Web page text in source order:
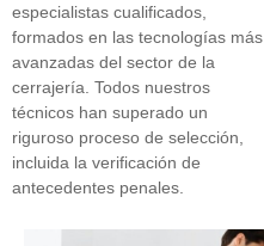
especialistas cualificados,
formados en las tecnologías más
avanzadas del sector de la
cerrajería. Todos nuestros
técnicos han superado un
riguroso proceso de selección,
incluida la verificación de
antecedentes penales.